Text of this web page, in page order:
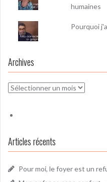
humaines
Pourquoi
Archives
Archives
Articles récents
Pour moi, le foyer est un